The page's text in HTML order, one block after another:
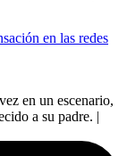
en las redes
en un escenario,
a su padre. |